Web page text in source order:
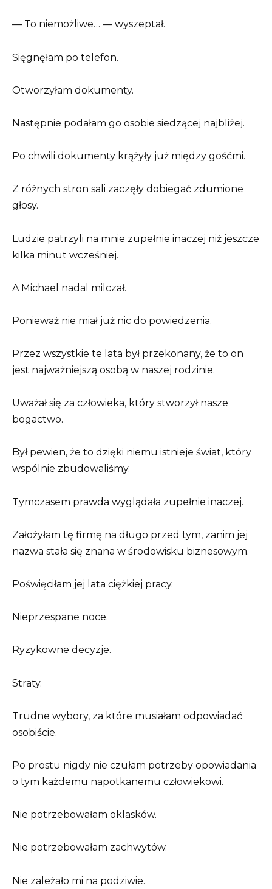
— To niemożliwe… — wyszeptał.
Sięgnęłam po telefon.
Otworzyłam dokumenty.
Następnie podałam go osobie siedzącej najbliżej.
Po chwili dokumenty krążyły już między gośćmi.
Z różnych stron sali zaczęły dobiegać zdumione
głosy.
Ludzie patrzyli na mnie zupełnie inaczej niż jeszcze
kilka minut wcześniej.
A Michael nadal milczał.
Ponieważ nie miał już nic do powiedzenia.
Przez wszystkie te lata był przekonany, że to on
jest najważniejszą osobą w naszej rodzinie.
Uważał się za człowieka, który stworzył nasze
bogactwo.
Był pewien, że to dzięki niemu istnieje świat, który
wspólnie zbudowaliśmy.
Tymczasem prawda wyglądała zupełnie inaczej.
Założyłam tę firmę na długo przed tym, zanim jej
nazwa stała się znana w środowisku biznesowym.
Poświęciłam jej lata ciężkiej pracy.
Nieprzespane noce.
Ryzykowne decyzje.
Straty.
Trudne wybory, za które musiałam odpowiadać
osobiście.
Po prostu nigdy nie czułam potrzeby opowiadania
o tym każdemu napotkanemu człowiekowi.
Nie potrzebowałam oklasków.
Nie potrzebowałam zachwytów.
Nie zależało mi na podziwie.